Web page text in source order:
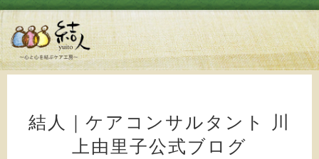
結人｜ケアコンサルタント 川
上由里子公式ブログ